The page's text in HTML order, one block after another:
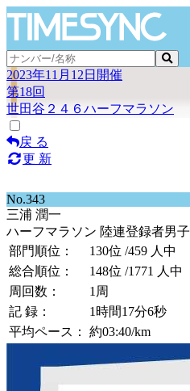
2023年11月12日開催
第18回
世田谷２４６ハーフマラソン
戻 る
更 新
No.343
三浦 潤一
ハーフマラソン 陸連登録者男子
部門順位：
130位 /459 人中
総合順位：
148位 /1771 人中
周回数：
1周
記 録：
1時間17分6秒
平均ペース：
約03:40/km